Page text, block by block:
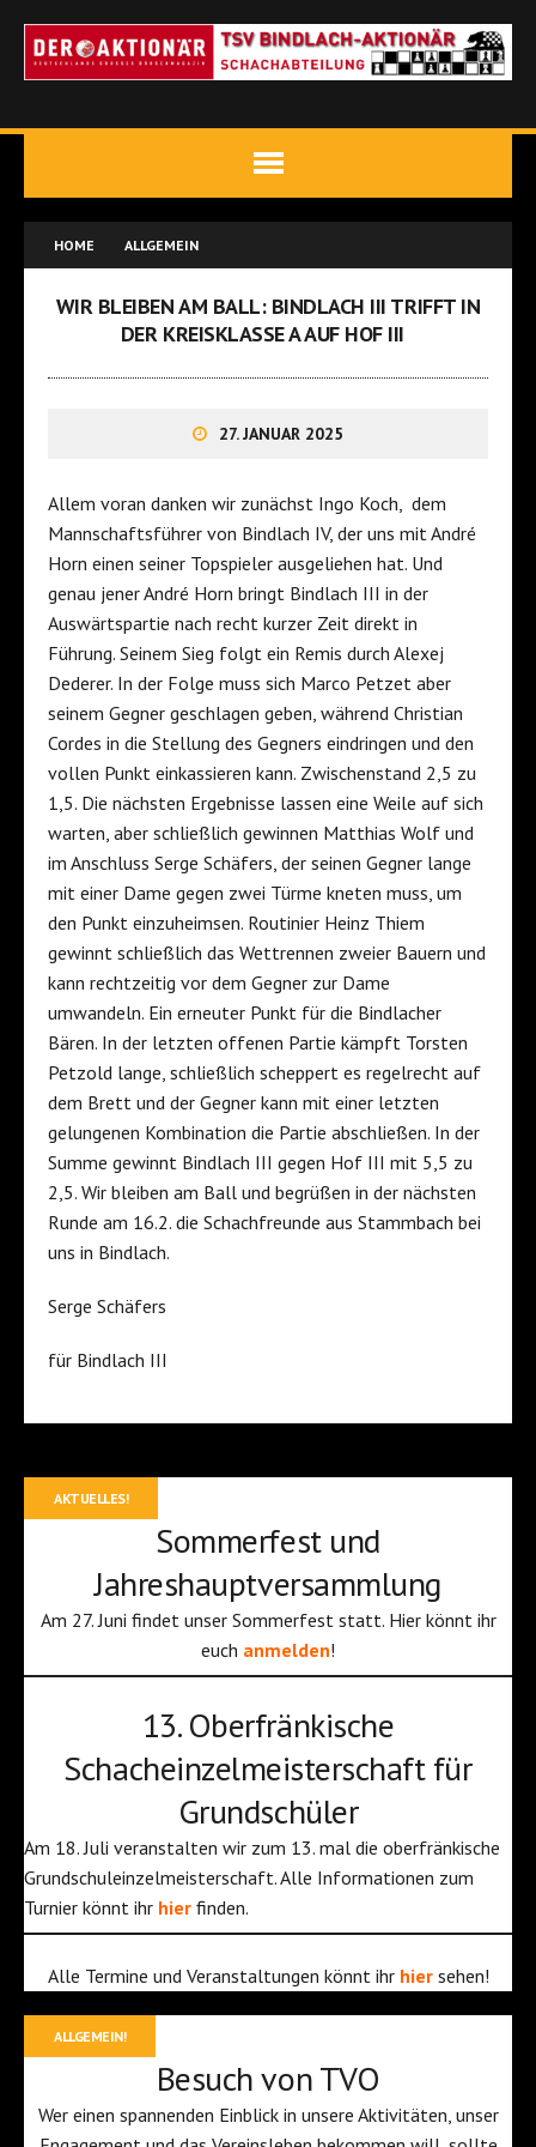
HOME ALLGEMEIN
WIR BLEIBEN AM BALL: BINDLACH III TRIFFT IN
DER KREISKLASSE A AUF HOF III
27. JANUAR 2025
Allem voran danken wir zunächst Ingo Koch, dem
Mannschaftsführer von Bindlach IV, der uns mit André
Horn einen seiner Topspieler ausgeliehen hat. Und
genau jener André Horn bringt Bindlach III in der
Auswärtspartie nach recht kurzer Zeit direkt in
Führung. Seinem Sieg folgt ein Remis durch Alexej
Dederer. In der Folge muss sich Marco Petzet aber
seinem Gegner geschlagen geben, während Christian
Cordes in die Stellung des Gegners eindringen und den
vollen Punkt einkassieren kann. Zwischenstand 2,5 zu
1,5. Die nächsten Ergebnisse lassen eine Weile auf sich
warten, aber schließlich gewinnen Matthias Wolf und
im Anschluss Serge Schäfers, der seinen Gegner lange
mit einer Dame gegen zwei Türme kneten muss, um
den Punkt einzuheimsen. Routinier Heinz Thiem
gewinnt schließlich das Wettrennen zweier Bauern und
kann rechtzeitig vor dem Gegner zur Dame
umwandeln. Ein erneuter Punkt für die Bindlacher
Bären. In der letzten offenen Partie kämpft Torsten
Petzold lange, schließlich scheppert es regelrecht auf
dem Brett und der Gegner kann mit einer letzten
gelungenen Kombination die Partie abschließen. In der
Summe gewinnt Bindlach III gegen Hof III mit 5,5 zu
2,5. Wir bleiben am Ball und begrüßen in der nächsten
Runde am 16.2. die Schachfreunde aus Stammbach bei
uns in Bindlach.
Serge Schäfers
für Bindlach III
AKTUELLES!
Sommerfest und
Jahreshauptversammlung
Am 27. Juni findet unser Sommerfest statt. Hier könnt ihr
euch anmelden!
13. Oberfränkische
Schacheinzelmeisterschaft für
Grundschüler
Am 18. Juli veranstalten wir zum 13. mal die oberfränkische
Grundschuleinzelmeisterschaft. Alle Informationen zum
Turnier könnt ihr hier finden.
Alle Termine und Veranstaltungen könnt ihr hier sehen!
ALLGEMEIN!
Besuch von TVO
Wer einen spannenden Einblick in unsere Aktivitäten, unser